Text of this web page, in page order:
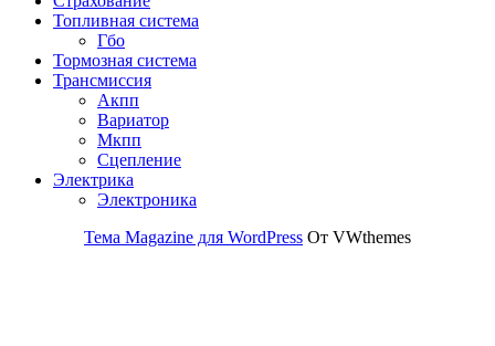
Топливная система
Гбо
Тормозная система
Трансмиссия
Акпп
Вариатор
Мкпп
Сцепление
Электрика
Электроника
Тема Magazine для WordPress От VWthemes